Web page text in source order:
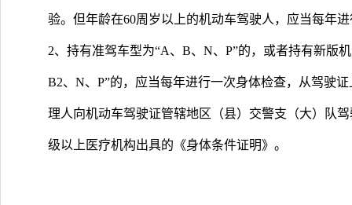
验。但年龄在60周岁以上的机动车驾驶人，应当每年
2、持有准驾车型为“A、B、N、P”的，或者持有新版
B2、N、P”的，应当每年进行一次身体检查，从驾驶
理人向机动车驾驶证管辖地区（县）交警支（大）队
级以上医疗机构出具的《身体条件证明》。